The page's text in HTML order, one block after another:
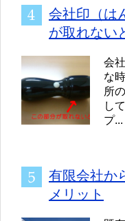
会社印（は
が取れない
会
な
所
し
プ...
有限会社か
メリット